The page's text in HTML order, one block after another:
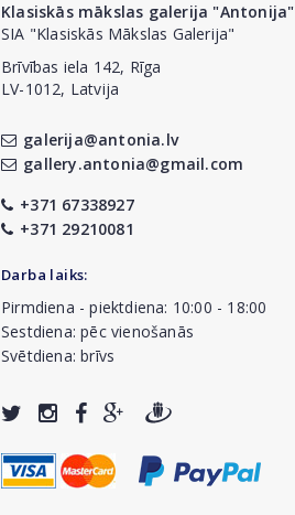
Klasiskās mākslas galerija "Antonija"
SIA "Klasiskās Mākslas Galerija"
Brīvības iela 142, Rīga
LV-1012, Latvija
galerija@antonia.lv
gallery.antonia@gmail.com
+371 67338927
+371 29210081
Darba laiks:
Pirmdiena - piektdiena: 10:00 - 18:00
Sestdiena: pēc vienošanās
Svētdiena: brīvs